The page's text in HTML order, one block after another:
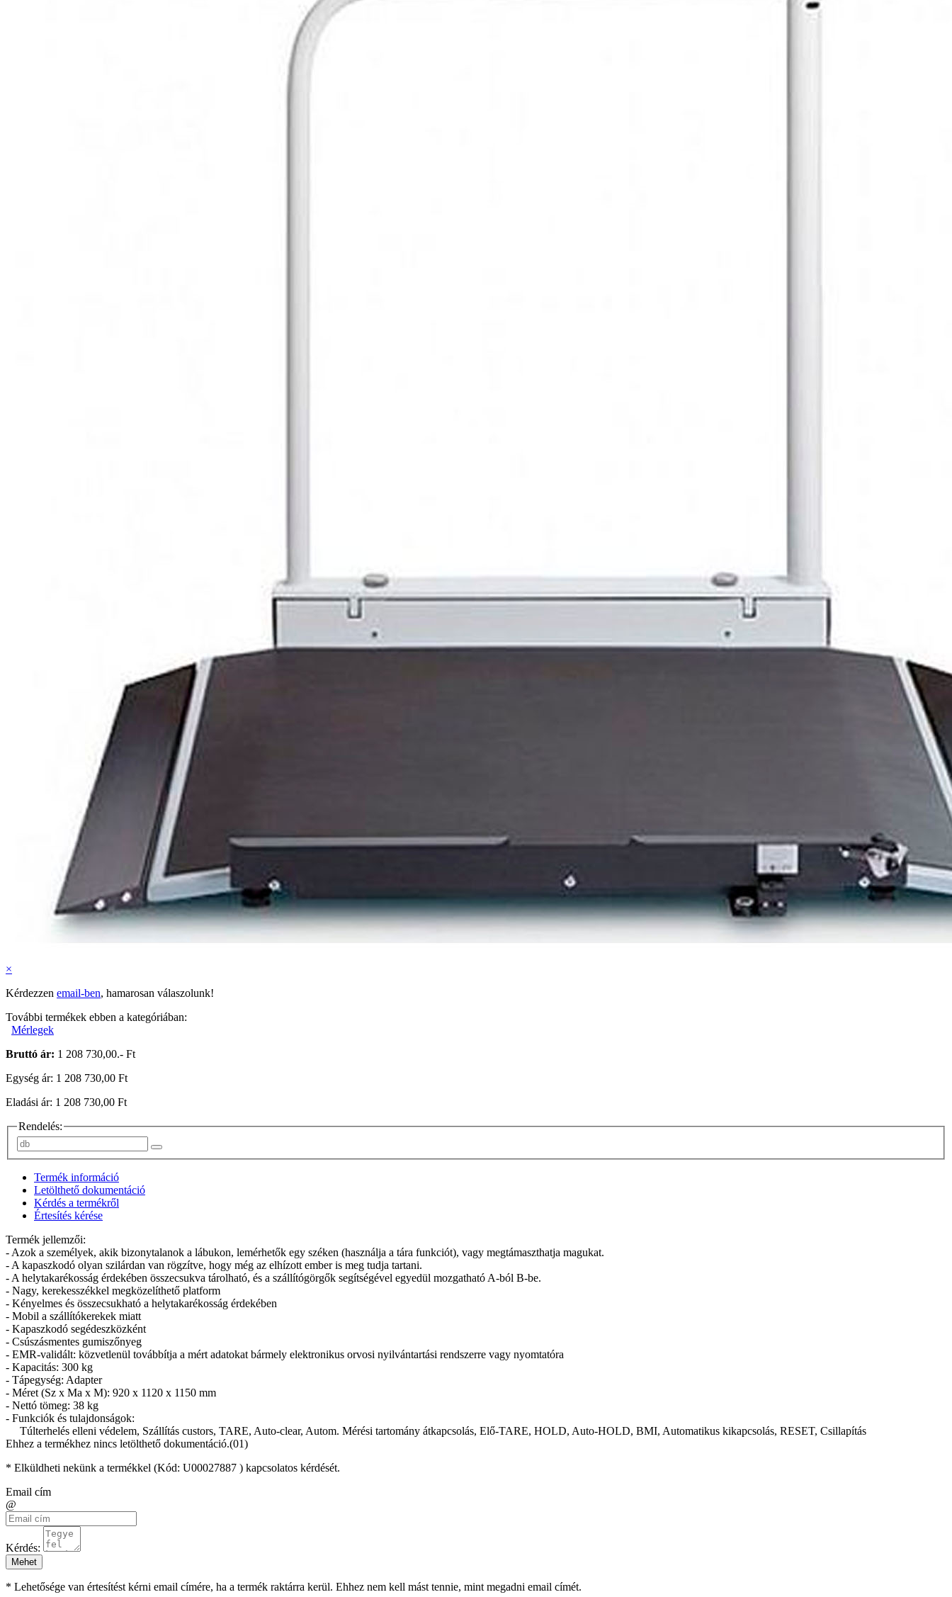
×
Kérdezzen email-ben, hamarosan válaszolunk!
További termékek ebben a kategóriában:
Mérlegek
Bruttó ár: 1 208 730,00.- Ft
Egység ár: 1 208 730,00 Ft
Eladási ár: 1 208 730,00 Ft
Rendelés:
Termék információ
Letölthető dokumentáció
Kérdés a termékről
Értesítés kérése
Termék jellemzői:
- Azok a személyek, akik bizonytalanok a lábukon, lemérhetők egy széken (használja a tára funkciót), vagy megtámaszthatja magukat.
- A kapaszkodó olyan szilárdan van rögzítve, hogy még az elhízott ember is meg tudja tartani.
- A helytakarékosság érdekében összecsukva tárolható, és a szállítógörgők segítségével egyedül mozgatható A-ból B-be.
- Nagy, kerekesszékkel megközelíthető platform
- Kényelmes és összecsukható a helytakarékosság érdekében
- Mobil a szállítókerekek miatt
- Kapaszkodó segédeszközként
- Csúszásmentes gumiszőnyeg
- EMR-validált: közvetlenül továbbítja a mért adatokat bármely elektronikus orvosi nyilvántartási rendszerre vagy nyomtatóra
- Kapacitás: 300 kg
- Tápegység: Adapter
- Méret (Sz x Ma x M): 920 x 1120 x 1150 mm
- Nettó tömeg: 38 kg
- Funkciók és tulajdonságok:
Túlterhelés elleni védelem, Szállítás custors, TARE, Auto-clear, Autom. Mérési tartomány átkapcsolás, Elő-TARE, HOLD, Auto-HOLD, BMI, Automatikus kikapcsolás, RESET, Csillapítás
Ehhez a termékhez nincs letölthető dokumentáció.(01)
* Elküldheti nekünk a termékkel (Kód: U00027887 ) kapcsolatos kérdését.
Email cím
@
Kérdés:
Mehet
* Lehetősége van értesítést kérni email címére, ha a termék raktárra kerül. Ehhez nem kell mást tennie, mint megadni email címét.